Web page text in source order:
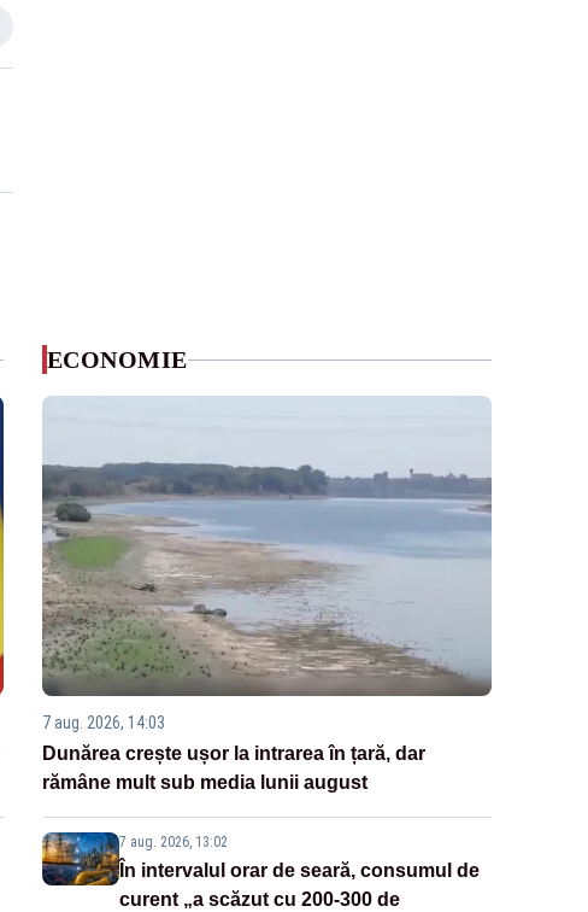
ECONOMIE
7 aug. 2026, 14:03
Dunărea crește ușor la intrarea în țară, dar
rămâne mult sub media lunii august
7 aug. 2026, 13:02
În intervalul orar de seară, consumul de
curent „a scăzut cu 200-300 de